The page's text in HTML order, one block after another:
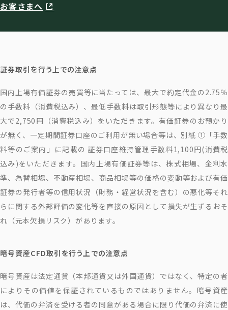
お客さまへ
証券取引を行う上での注意点
国内上場有価証券の売買等に当たっては、最大で約定代金の2.75％
の手数料（消費税込み）、最低手数料は取引形態等により異なり最
大で2,750円（消費税込み）をいただきます。有価証券のお預かり
が無く、一定期間証券口座のご利用が無い場合等は、別紙 ①「手数
料等のご案内」に記載の 証券口座維持管理手数料1,100円(消費税
込み)をいただきます。国内上場有価証券等は、株式相場、金利水
準、為替相場、不動産相場、商品相場等の価格の変動等および有価
証券の発行者等の信用状況（財務・経営状況を含む）の悪化等それ
らに関する外部評価の変化等を直接の原因として損失が生ずるおそ
れ（元本欠損リスク）があります。
暗号資産CFD取引を行う上での注意点
暗号資産は法定通貨（本邦通貨又は外国通貨）ではなく、特定の者
によりその価値を保証されているものではありません。暗号資産
は、代価の弁済を受ける者の同意がある場合に限り代価の弁済に使